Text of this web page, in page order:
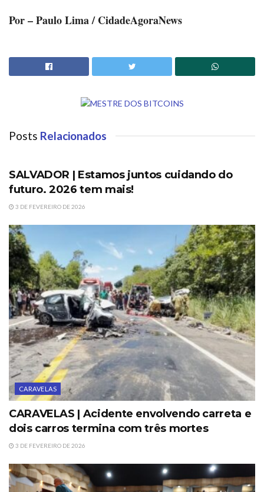
Por – Paulo Lima / CidadeAgoraNews
Posts Relacionados
SALVADOR | Estamos juntos cuidando do
futuro. 2026 tem mais!
3 DE FEVEREIRO DE 2026
CARAVELAS
CARAVELAS | Acidente envolvendo carreta e
dois carros termina com três mortes
3 DE FEVEREIRO DE 2026